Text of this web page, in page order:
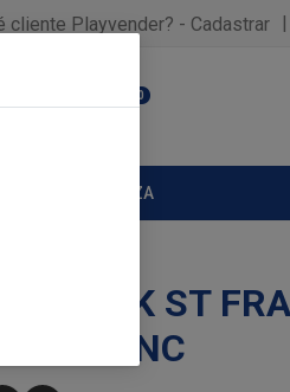
cliente Playvender? - Cadastrar |
0
LIMPEZA
ST
BRANC